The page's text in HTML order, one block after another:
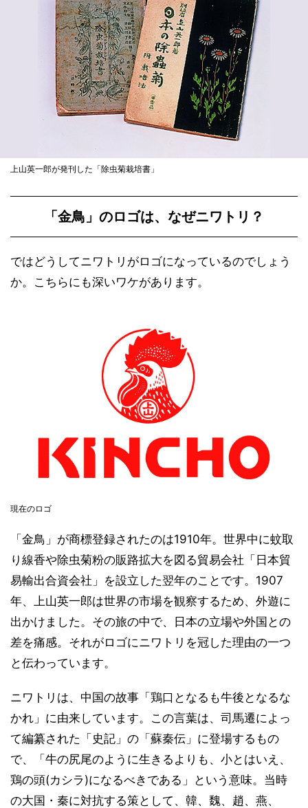
上山英一郎が発刊した「除虫菊栽培書」
「金鳥」のロゴは、なぜニワトリ？
ではどうしてニワトリがロゴになっているのでしょう
か。こちらにも深いワケがあります。
現在のロゴ
「金鳥」が商標登録されたのは1910年。世界中に蚊取
り線香や除虫菊粉の販路拡大を図る貿易会社「日本貿
易輸出合資会社」を設立した翌年のことです。1907
年、上山英一郎は世界の市場を観察するため、外遊に
出かけました。その旅の中で、日本の立場や外国との
差を痛感。それがロゴにニワトリを冠した理由の一つ
と伝わっています。
ニワトリは、中国の故事「鶏口となるも牛後となるな
かれ」に由来しています。この言葉は、司馬遷によっ
て編纂された「史記」の「蘇秦伝」に登場するもの
で、「牛の尻尾のように生きるよりも、小とはいえ、
鶏の頭(カシラ)になるべきである」という意味。当時
の大国・秦に対抗する策として、韓、魏、趙、燕、